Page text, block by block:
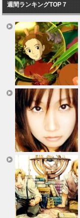
週間ランキングTOP７